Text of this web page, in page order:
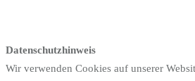
Datenschutzhinweis
Wir verwenden Cookies auf unserer